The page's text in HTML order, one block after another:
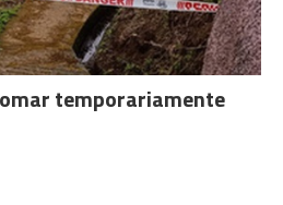
temporariamente